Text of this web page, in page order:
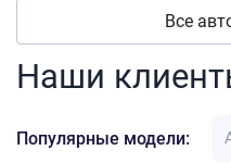
Все
Наши
Популярные модели: